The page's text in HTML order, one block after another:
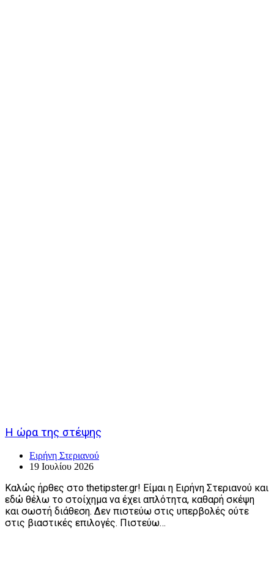
Η ώρα της στέψης
Ειρήνη Στεριανού
19 Ιουλίου 2026
Καλώς ήρθες στο thetipster.gr! Είμαι η Ειρήνη Στεριανού και
εδώ θέλω το στοίχημα να έχει απλότητα, καθαρή σκέψη
και σωστή διάθεση. Δεν πιστεύω στις υπερβολές ούτε
στις βιαστικές επιλογές. Πιστεύω…